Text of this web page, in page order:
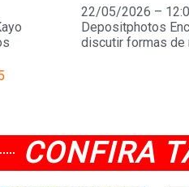
22/05/2026 –
Depositphotos
discutir formas de
CONFIRA